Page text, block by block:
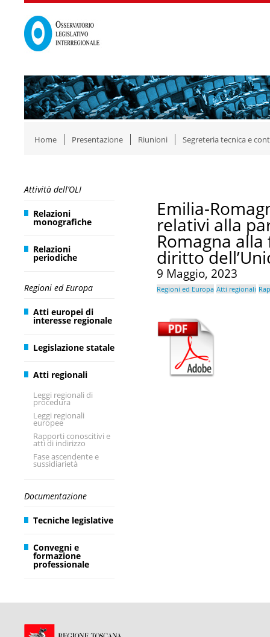
Home Presentazione Riunioni Segreteria tecnica e
Attività dell’OLI
Relazioni
monografiche
Relazioni
periodiche
Regioni ed Europa
Atti europei di
interesse regionale
Legislazione statale
Atti regionali
Leggi regionali di
procedura
Leggi regionali
europee
Rapporti conoscitivi e
atti di indirizzo
Fase ascendente e
sussidiarietà
Documentazione
Tecniche legislative
Convegni e
formazione
professionale
Emilia-
relativi alla
Romagna
diritto
9 Maggio, 2023
Regioni ed Europa Atti regionali